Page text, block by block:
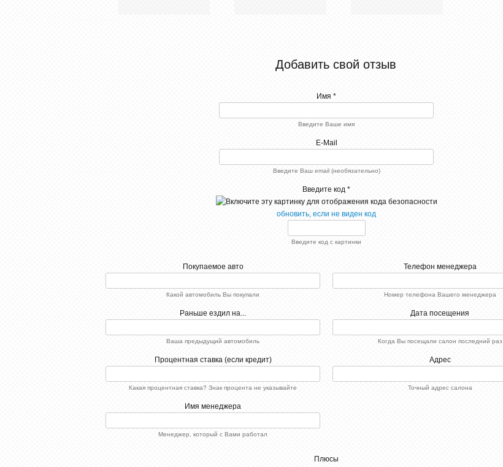
Добавить свой отзыв
Имя *
Введите Ваше имя
E-Mail
Введите Ваш email (необязательно)
Введите код *
обновить, если не виден код
Введите код с картинки
Покупаемое авто
Какой автомобиль Вы покупали
Раньше ездил на...
Ваша предыдущий автомобиль
Процентная ставка (если кредит)
Какая процентная ставка? Знак процента не указывайте
Имя менеджера
Менеджер, который с Вами работал
Телефон менеджера
Номер телефона Вашего менеджера
Дата посещения
Когда Вы посещали салон последний раз
Адрес
Точный адрес салона
Плюсы